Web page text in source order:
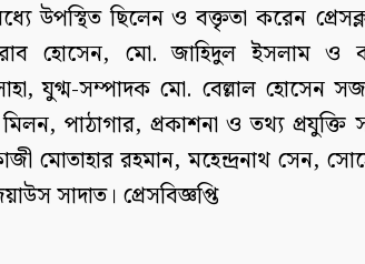
উপস্থিত ছিলেন ও বক্তৃতা করেন
হোসেন, মো. জাহিদুল ইসলাম ও
যুগ্ম-সম্পাদক মো. বেল্লাল হোসেন
পাঠাগার, প্রকাশনা ও তথ্য
কাজী মোতাহার রহমান, মহেন্দ্রনাথ সেন,
সাদাত। প্রেসবিজ্ঞপ্তি